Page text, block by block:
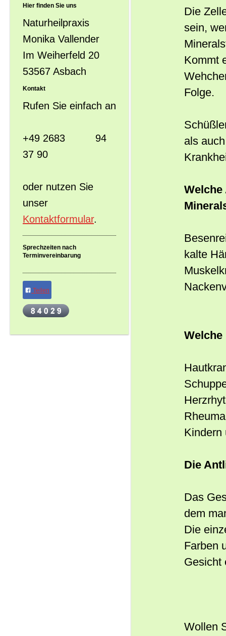
Hier finden Sie uns
Naturheilpraxis
Monika Vallender
Im Weiherfeld 20
53567 Asbach
Kontakt
Rufen Sie einfach an
+49 2683 94
37 90
oder nutzen Sie
unser
Kontaktformular.
Sprechzeiten nach
Terminvereinbarung
Teilen
Die
sein,
Kommt
Folge.
als
Welche
kalte
Kindern
Die
Das
dem
Die
Farben
Gesicht
Wollen